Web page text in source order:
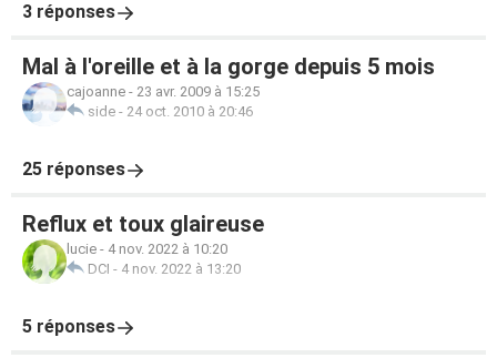
3 réponses
Mal à l'oreille et à la gorge depuis 5 mois
cajoanne - 23 avr. 2009 à 15:25
side - 24 oct. 2010 à 20:46
25 réponses
Reflux et toux glaireuse
lucie - 4 nov. 2022 à 10:20
DCI - 4 nov. 2022 à 13:20
5 réponses